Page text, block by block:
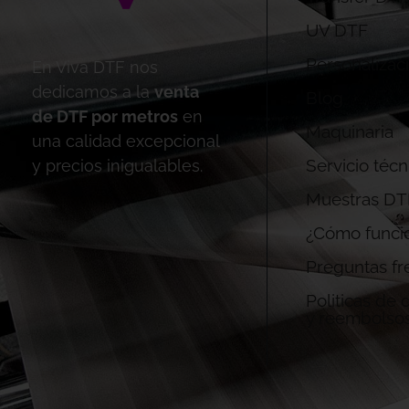
En Viva DTF nos
dedicamos a la venta
de DTF por metros en
una calidad excepcional
y precios inigualables.
UV DTF
Maquinaria
Servicio
Muestras
¿Cómo
Preguntas
Politicas de